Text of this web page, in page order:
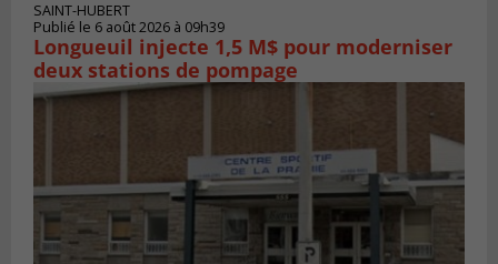
SAINT-HUBERT
Publié le 6 août 2026 à 09h39
Longueuil injecte 1,5 M$ pour moderniser
deux stations de pompage